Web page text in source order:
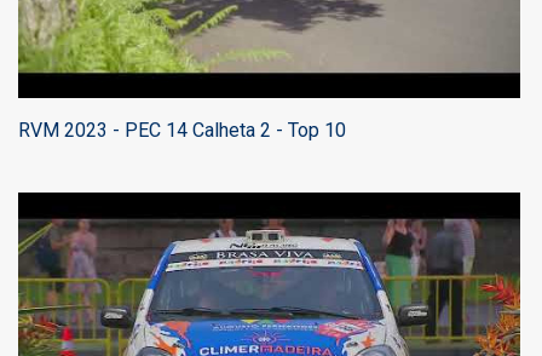
RVM 2023 - PEC 14 Calheta 2 - Top 10